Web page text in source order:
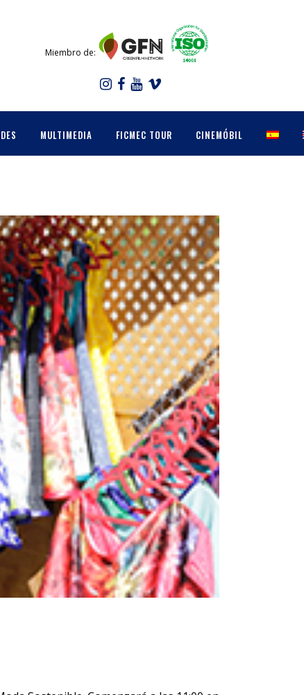
Miembro de:
MULTIMEDIA FICMEC TOUR CINEMÓBIL